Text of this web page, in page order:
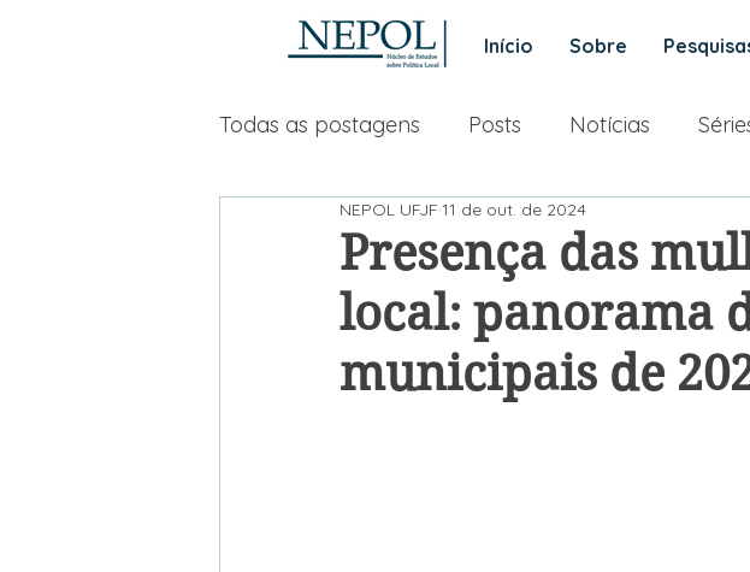
Início Sobre
Todas as postagens Posts Notícias
Presença das
local: panorama
municipais de
NEPOL UFJF 11 de out. de 2024